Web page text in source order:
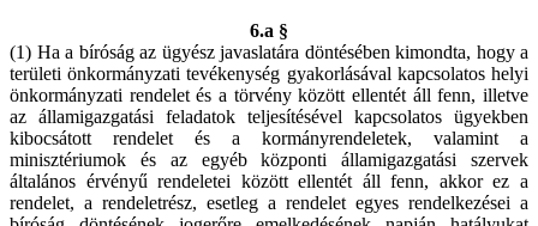
6.a §
(1) Ha a bíróság az ügyész javaslatára döntésében kimondta, hogy a
területi önkormányzati tevékenység gyakorlásával kapcsolatos helyi
önkormányzati rendelet és a törvény között ellentét áll fenn, illetve
az államigazgatási feladatok teljesítésével kapcsolatos ügyekben
kibocsátott rendelet és a kormányrendeletek, valamint a
minisztériumok és az egyéb központi államigazgatási szervek
általános érvényű rendeletei között ellentét áll fenn, akkor ez a
rendelet, a rendeletrész, esetleg a rendelet egyes rendelkezései a